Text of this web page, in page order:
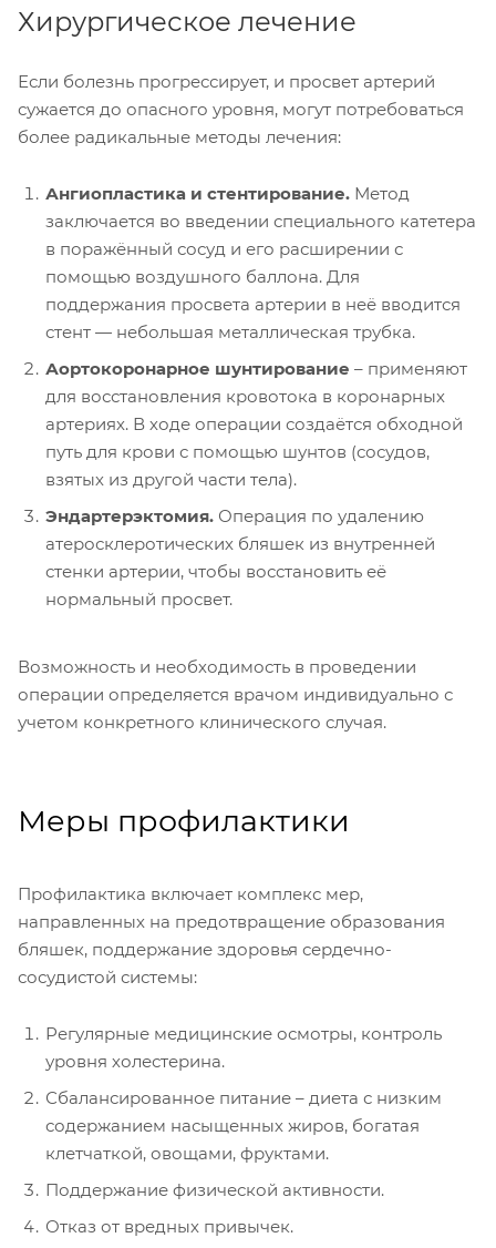
Хирургическое лечение
Если болезнь прогрессирует, и просвет артерий
сужается до опасного уровня, могут потребоваться
более радикальные методы лечения:
Ангиопластика и стентирование. Метод
заключается во введении специального катетера
в поражённый сосуд и его расширении с
помощью воздушного баллона. Для
поддержания просвета артерии в неё вводится
стент — небольшая металлическая трубка.
Аортокоронарное шунтирование – применяют
для восстановления кровотока в коронарных
артериях. В ходе операции создаётся обходной
путь для крови с помощью шунтов (сосудов,
взятых из другой части тела).
Эндартерэктомия. Операция по удалению
атеросклеротических бляшек из внутренней
стенки артерии, чтобы восстановить её
нормальный просвет.
Возможность и необходимость в проведении
операции определяется врачом индивидуально с
учетом конкретного клинического случая.
Меры профилактики
Профилактика включает комплекс мер,
направленных на предотвращение образования
бляшек, поддержание здоровья сердечно-
сосудистой системы:
Регулярные медицинские осмотры, контроль
уровня холестерина.
Сбалансированное питание – диета с низким
содержанием насыщенных жиров, богатая
клетчаткой, овощами, фруктами.
Поддержание физической активности.
Отказ от вредных привычек.